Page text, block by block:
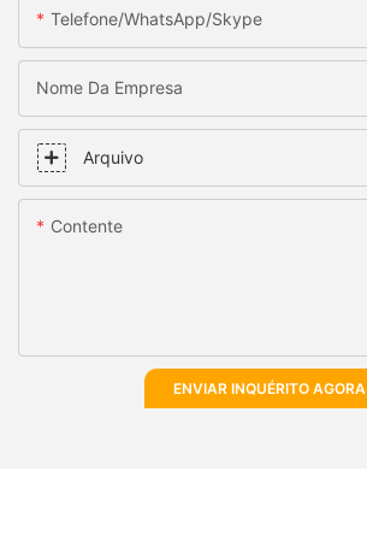
Telefone/WhatsApp/Skype
Nome Da Empresa
Arquivo
Contente
ENVIAR INQUÉRITO AGORA